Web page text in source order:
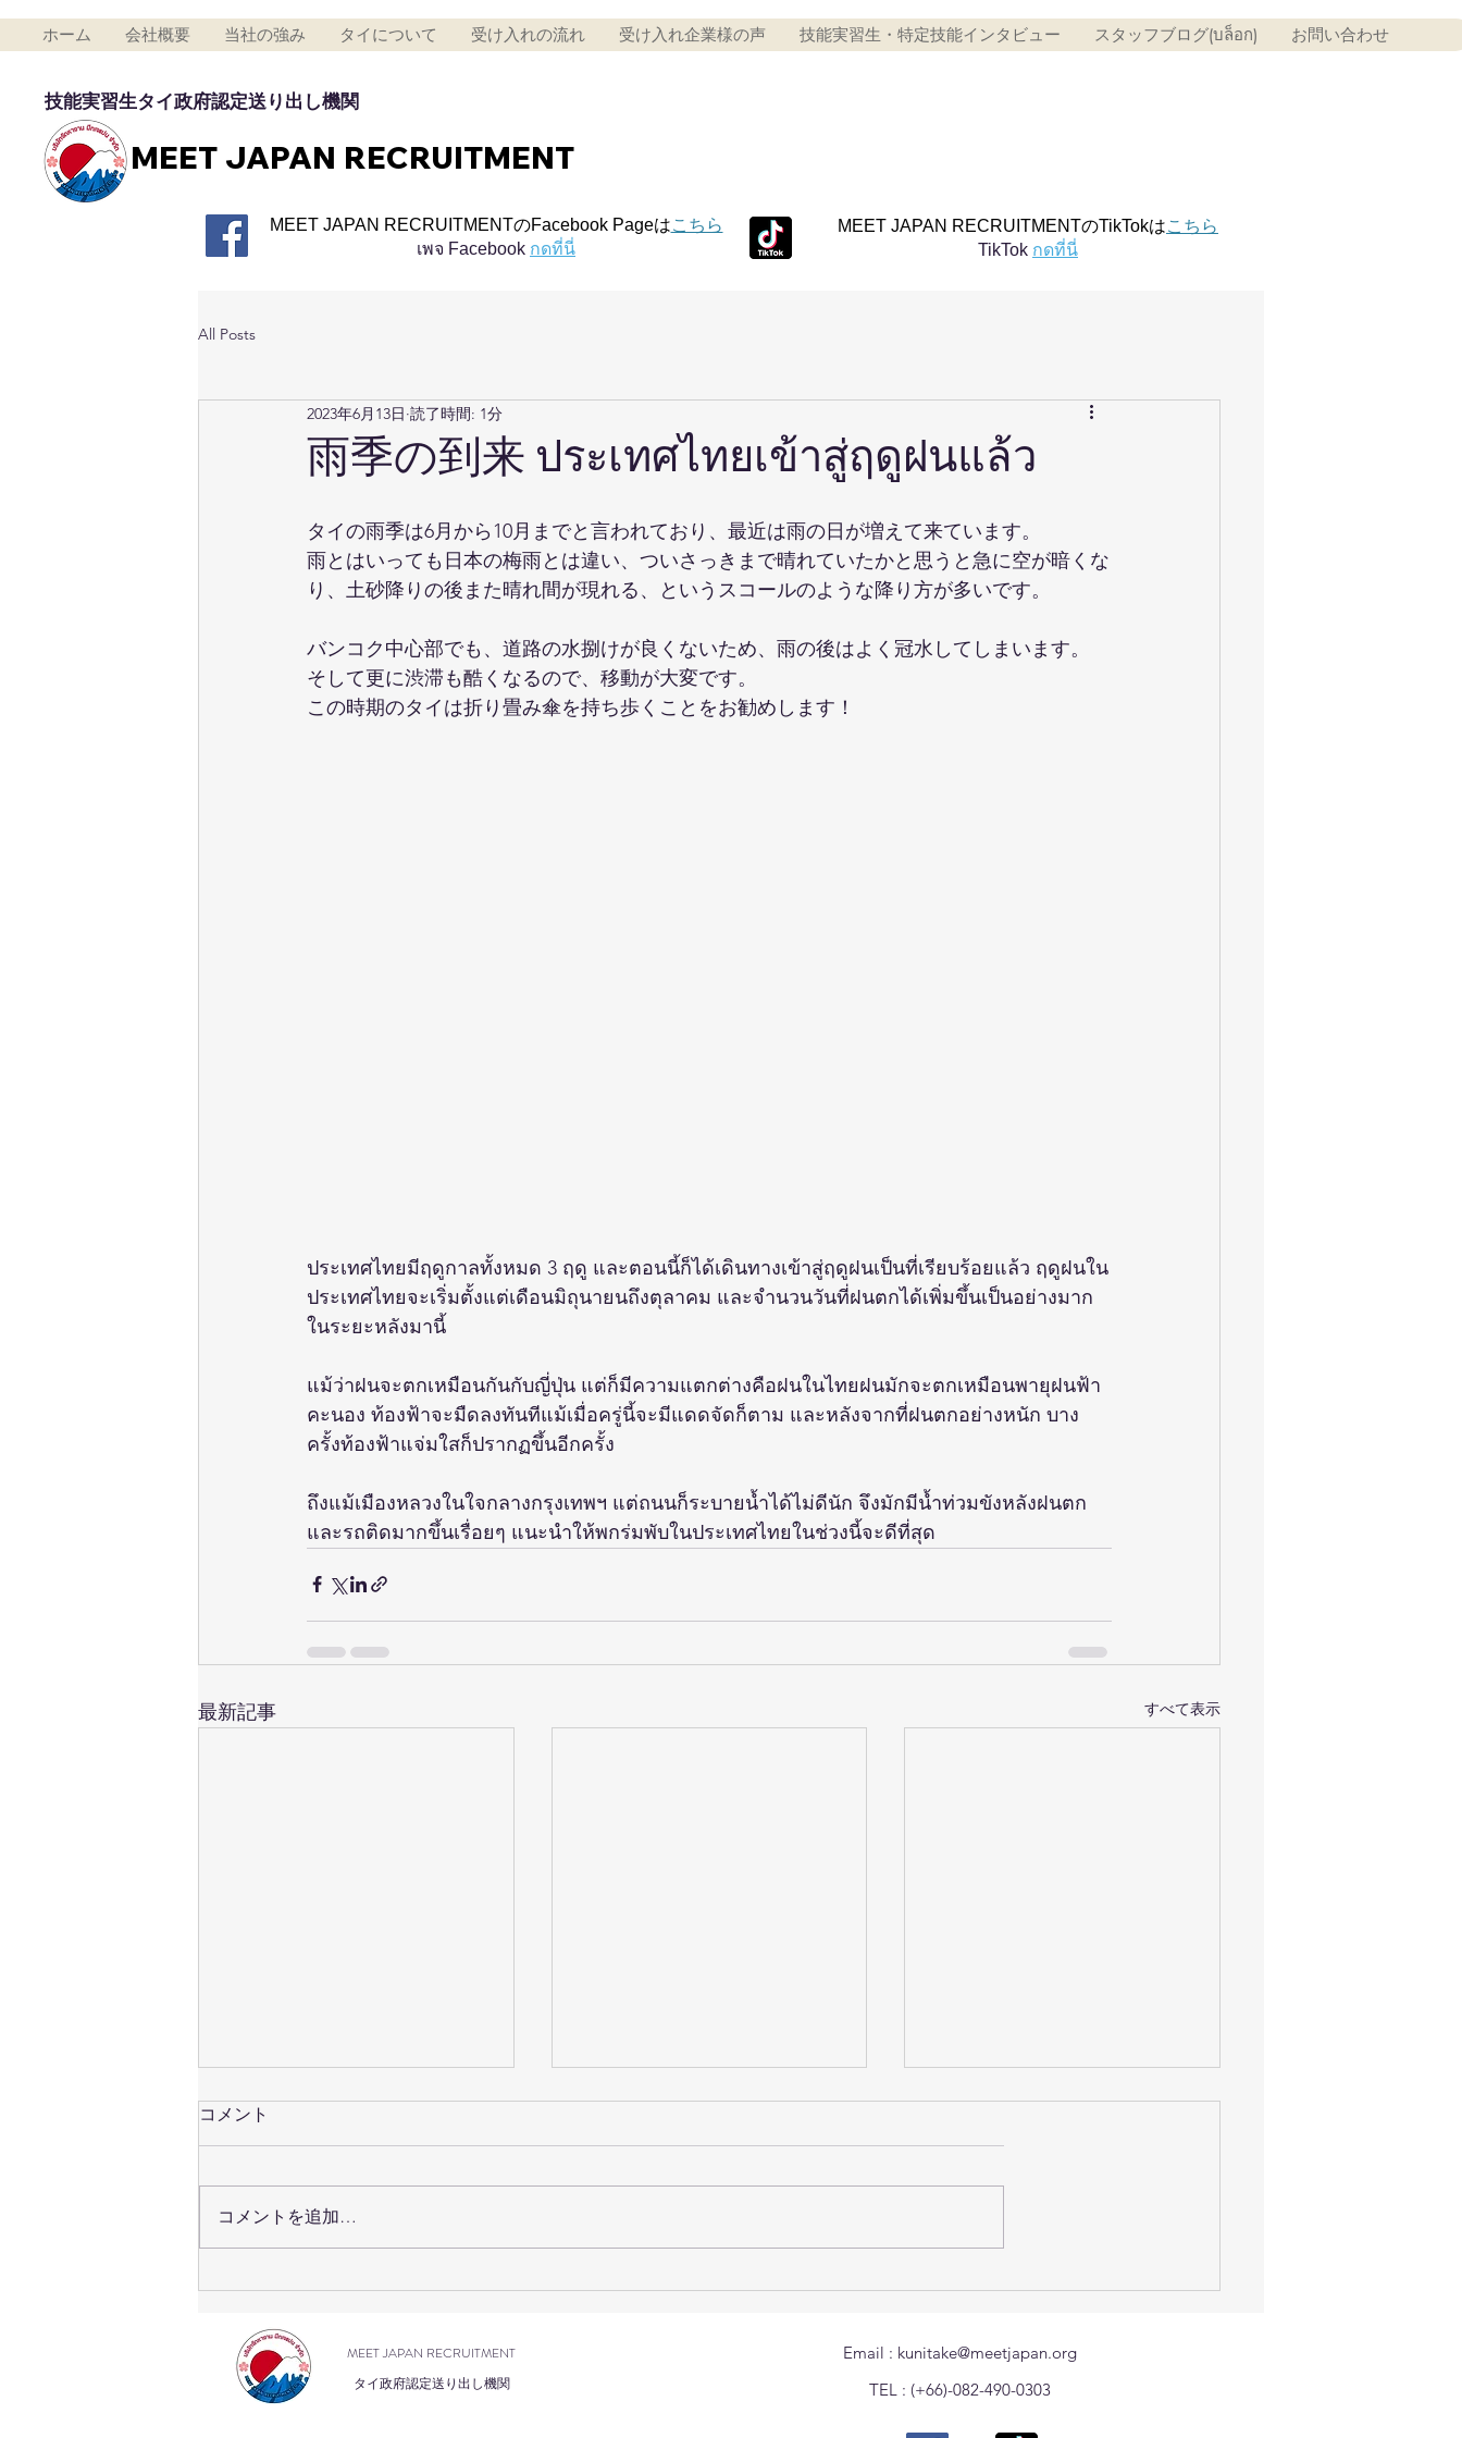
ホーム 会社概要 当社の強み タイについて 受け入れの流れ 受け入れ企業様の声 技能実習生・特定技能インタビュー スタッフブログ(บล็อก) お問い合わせ
技能実習生タイ政府認定送り出し機関
MEET JAPAN RECRUITMENT
MEET JAPAN RECRUITMENTのFacebook Pageはこちら
เพจ Facebook กดที่นี่
MEET JAPAN RECRUITMENTのTikTokはこちら
TikTok กดที่นี่
All Posts
雨季の到来 ประเทศไทยเข้าสู่ฤดูฝนแล้ว
2023年6月13日 読了時間: 1分
タイの雨季は6月から10月までと言われており、最近は雨の日が増えて来ています。
雨とはいっても日本の梅雨とは違い、ついさっきまで晴れていたかと思うと急に空が暗くな
り、土砂降りの後また晴れ間が現れる、というスコールのような降り方が多いです。
バンコク中心部でも、道路の水捌けが良くないため、雨の後はよく冠水してしまいます。
そして更に渋滞も酷くなるので、移動が大変です。
この時期のタイは折り畳み傘を持ち歩くことをお勧めします！
ประเทศไทยมีฤดูกาลทั้งหมด 3 ฤดู และตอนนี้ก็ได้เดินทางเข้าสู่ฤดูฝนเป็นที่เรียบร้อยแล้ว ฤดูฝนใน
ประเทศไทยจะเริ่มตั้งแต่เดือนมิถุนายนถึงตุลาคม และจำนวนวันที่ฝนตกได้เพิ่มขึ้นเป็นอย่างมาก
ในระยะหลังมานี้
แม้ว่าฝนจะตกเหมือนกันกับญี่ปุ่น แต่ก็มีความแตกต่างคือฝนในไทยฝนมักจะตกเหมือนพายุฝนฟ้า
คะนอง ท้องฟ้าจะมืดลงทันทีแม้เมื่อครู่นี้จะมีแดดจัดก็ตาม และหลังจากที่ฝนตกอย่างหนัก บาง
ครั้งท้องฟ้าแจ่มใสก็ปรากฏขึ้นอีกครั้ง
ถึงแม้เมืองหลวงในใจกลางกรุงเทพฯ แต่ถนนก็ระบายน้ำได้ไม่ดีนัก จึงมักมีน้ำท่วมขังหลังฝนตก
และรถติดมากขึ้นเรื่อยๆ แนะนำให้พกร่มพับในประเทศไทยในช่วงนี้จะดีที่สุด
最新記事 すべて表示
เปิดรับสมัครสอบวัดระดับภาษา
วันนี้!
技能実習生の家庭訪問を行い
สำนักงานแรงงานในประเทศ
ฉุกเฉินของแรงงานไทยที่ได้รับ
ผลกระทบจากแผ่นดินไหว
コメント
コメントを追加…
MEET JAPAN RECRUITMENT
タイ政府認定送り出し機関
Email : kunitake@meetjapan.org
TEL : (+66)-082-490-0303